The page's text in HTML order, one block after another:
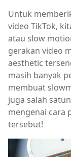
Untuk
video TikTok,
atau slow
gerakan video
aesthetic
masih banyak
membuat
juga salah
mengenai cara
tersebut!